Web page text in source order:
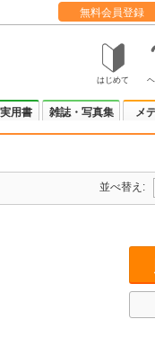
無料会員登録
はじめて
用書 雑誌・写真集 メ
並べ替え: